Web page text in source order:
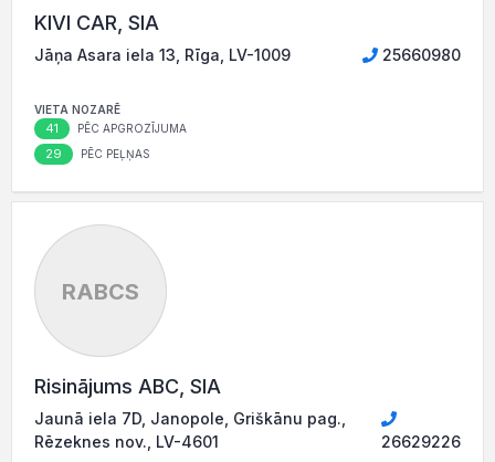
KIVI CAR, SIA
Jāņa Asara iela 13, Rīga, LV-1009 25660980
VIETA NOZARĒ
41 PĒC APGROZĪJUMA
29 PĒC PEĻŅAS
RABCS
Risinājums ABC, SIA
Jaunā iela 7D, Janopole, Griškānu pag.,
Rēzeknes nov., LV-4601
26629226